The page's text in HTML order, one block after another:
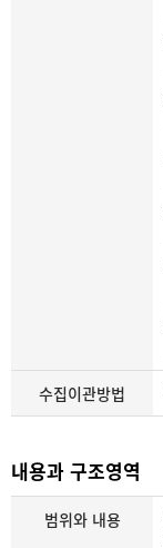
수집이관방법
내용과 구조영역
범위와 내용